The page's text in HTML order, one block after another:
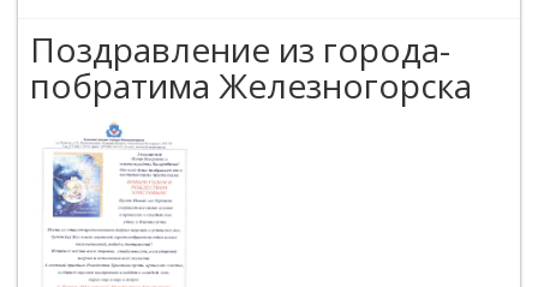
Поздравление из города-
побратима Железногорска